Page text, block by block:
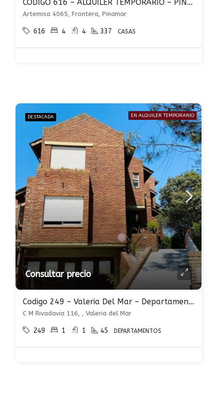
CODIGO 616 – ALQUILER TEMPORARIO – PINAMAR NORTE – 4 DORMITORTIOS
Artemisa 4065, Frontera, Pinamar
616 4 4 337 CASAS
DESTACADA EN ALQUILER TEMPORARIO
Consultar precio
Codigo 249 – Valeria Del Mar – Departamento En Alquiler – Semana Santa
C M Rivadavia 116, , Valeria del Mar
249 1 1 45 DEPARTAMENTOS